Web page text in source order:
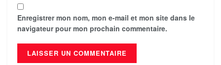
Enregistrer mon nom, mon e-mail et mon site dans le
navigateur pour mon prochain commentaire.